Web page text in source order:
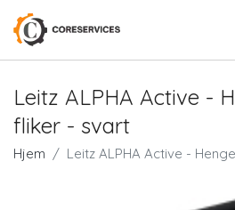
Leitz ALPHA Active -
fliker - svart
Hjem Leitz ALPHA Active -